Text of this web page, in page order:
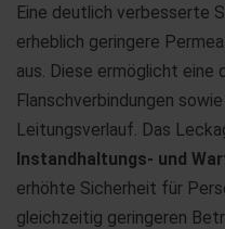
Eine deutlich verbesserte
erheblich geringere
aus. Diese ermöglicht eine
Flanschverbindungen
Leitungsverlauf. Das
Instandhaltungs- und
erhöhte Sicherheit für
gleichzeitig geringeren